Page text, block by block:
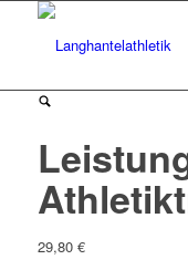
29,80 €